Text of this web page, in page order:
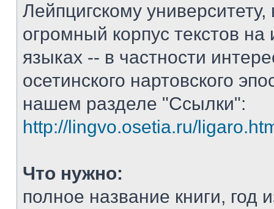
Лейпцигскому
огромный корпус текстов на
языках -- в частности
осетинского нартовского
нашем разделе "Ссылки":
http://lingvo.osetia.ru/
Что нужно:
полное название книги, год